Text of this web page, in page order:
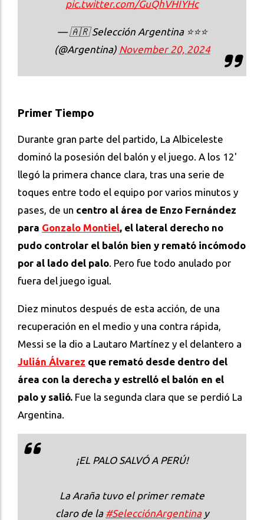
pic.twitter.com/GuQhVHIYHc
— 🇦🇷 Selección Argentina ⭐⭐⭐
(@Argentina) November 20, 2024
Primer Tiempo
Durante gran parte del partido, La Albiceleste
dominó la posesión del balón y el juego. A los 12'
llegó la primera chance clara, tras una serie de
toques entre todo el equipo por varios minutos y
pases, de un centro al área de Enzo Fernández
para Gonzalo Montiel, el lateral derecho no
pudo controlar el balón bien y remató incómodo
por al lado del palo. Pero fue todo anulado por
fuera del juego igual.
Diez minutos después de esta acción, de una
recuperación en el medio y una contra rápida,
Messi se la dio a Lautaro Martínez y el delantero a
Julián Álvarez que remató desde dentro del
área con la derecha y estrelló el balón en el
palo y salió. Fue la segunda clara que se perdió La
Argentina.
¡EL PALO SALVÓ A PERÚ!
La Araña tuvo el primer remate
claro de la #SelecciónArgentinay